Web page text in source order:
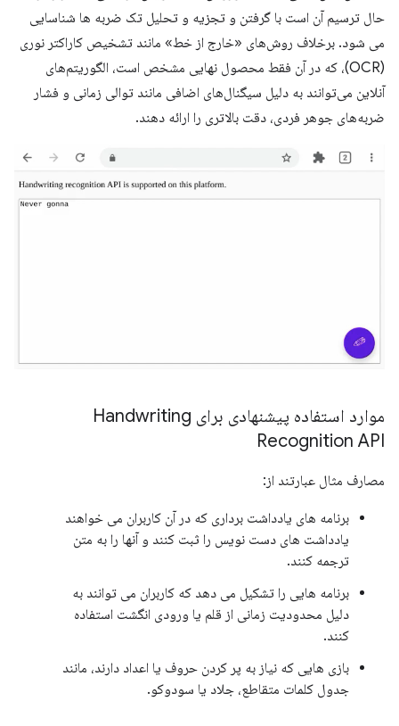
حال ترسیم آن است با گرفتن و تجزیه و تحلیل تک ضربه ها شناسایی
می شود. برخلاف روش‌های «خارج از خط» مانند تشخیص کاراکتر نوری
(OCR)، که در آن فقط محصول نهایی مشخص است، الگوریتم‌های
آنلاین می‌توانند به دلیل سیگنال‌های اضافی مانند توالی زمانی و فشار
ضربه‌های جوهر فردی، دقت بالاتری را ارائه دهند.
موارد استفاده پیشنهادی برای Handwriting
Recognition API
مصارف مثال عبارتند از:
برنامه های یادداشت برداری که در آن کاربران می خواهند
یادداشت های دست نویس را ثبت کنند و آنها را به متن
ترجمه کنند.
برنامه هایی را تشکیل می دهد که کاربران می توانند به
دلیل محدودیت زمانی از قلم یا ورودی انگشت استفاده
کنند.
بازی هایی که نیاز به پر کردن حروف یا اعداد دارند، مانند
جدول کلمات متقاطع، جلاد یا سودوکو.